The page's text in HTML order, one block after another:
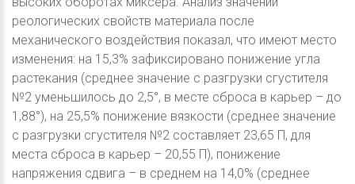
реологических свойств материала после
механического воздействия показал, что имеют место
изменения: на 15,3% зафиксировано понижение угла
растекания (среднее значение с разгрузки сгустителя
№2 уменьшилось до 2,5°, в месте сброса в карьер – до
1,88°), на 25,5% понижение вязкости (среднее значение
с разгрузки сгустителя №2 составляет 23,65 П, для
места сброса в карьер – 20,55 П), понижение
напряжения сдвига – в среднем на 14,0% (среднее